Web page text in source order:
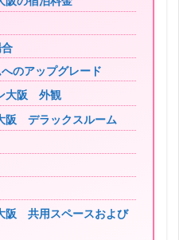
のアップグレード
大阪 外観
阪 デラックスルーム
阪 共用スペースおよび